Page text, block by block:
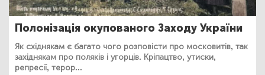
Полонізація окупованого Заходу України
Як східнякам є багато чого розповісти про московитів, так
західнякам про поляків і угорців. Кріпацтво, утиски,
репресії, терор...